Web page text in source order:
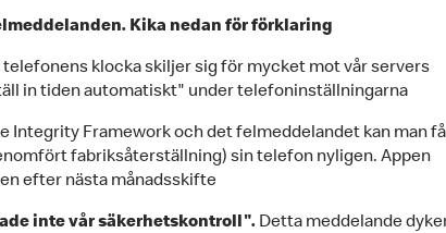
Kika nedan för förklaring
klocka skiljer sig för mycket mot vår servers
in tiden automatiskt" under telefoninställningarna
Integrity Framework och det felmeddelandet kan man
fabriksåterställning) sin telefon nyligen. Appen
efter nästa månadsskifte
inte vår säkerhetskontroll". Detta meddelande